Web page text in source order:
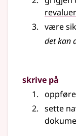
være
det kan
skrive på
sette